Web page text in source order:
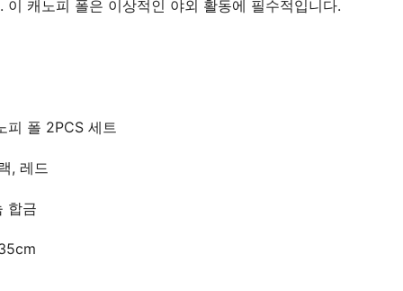
이 캐노피 폴은 이상적인 야외 활동에 필수적입니다.
피 폴 2PCS 세트
, 레드
합금